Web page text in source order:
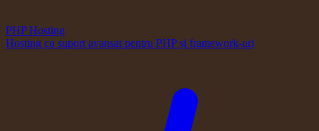
PHP Hosting
Hosting cu suport avansat pentru PHP și framework-uri